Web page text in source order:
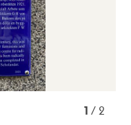
1 / 2